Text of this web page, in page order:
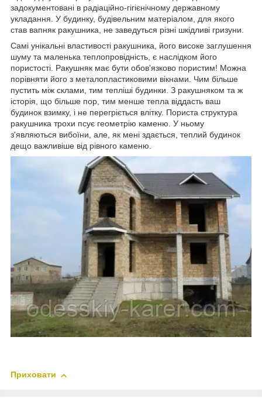
задокументовані в радіаційно-гігієнічному державному
укладання. У будинку, будівельним матеріалом, для якого
став вапняк ракушника, не заведуться різні шкідливі гризуни.
Самі унікальні властивості ракушника, його високе заглушення
шуму та маленька теплопровідність, є наслідком його
пористості. Ракушняк має бути обов'язково пористим! Можна
порівняти його з металопластиковими вікнами. Чим більше
пустить між склами, тим тепліші будинки. З ракушняком та ж
історія, що більше пор, тим менше тепла віддасть ваш
будинок взимку, і не перегріється влітку. Пориста структура
ракушника трохи псує геометрію каменю. У ньому
з'являються вибоїни, але, як мені здається, теплий будинок
дещо важливіше від рівного каменю.
Приховати